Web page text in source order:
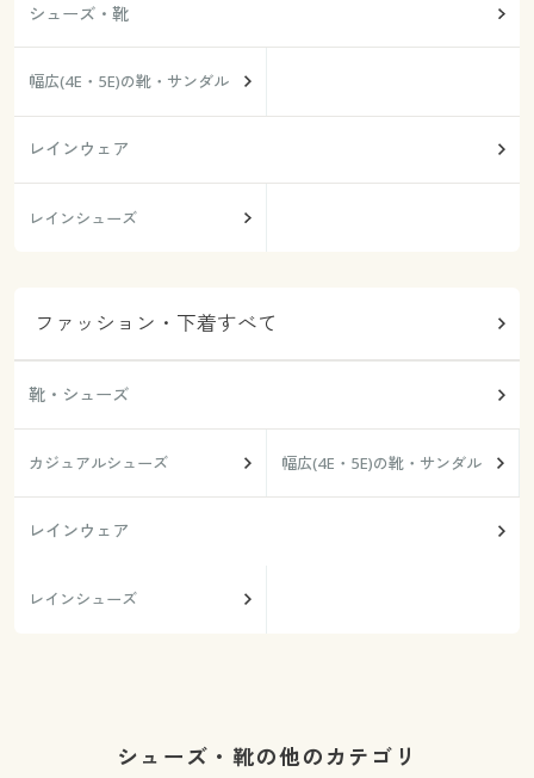
シューズ・靴
幅広(4E・5E)の靴・サンダル
レインウェア
レインシューズ
ファッション・下着すべて
靴・シューズ
カジュアルシューズ 幅広(4E・5E)の靴・サンダル
レインウェア
レインシューズ
シューズ・靴の他のカテゴリ